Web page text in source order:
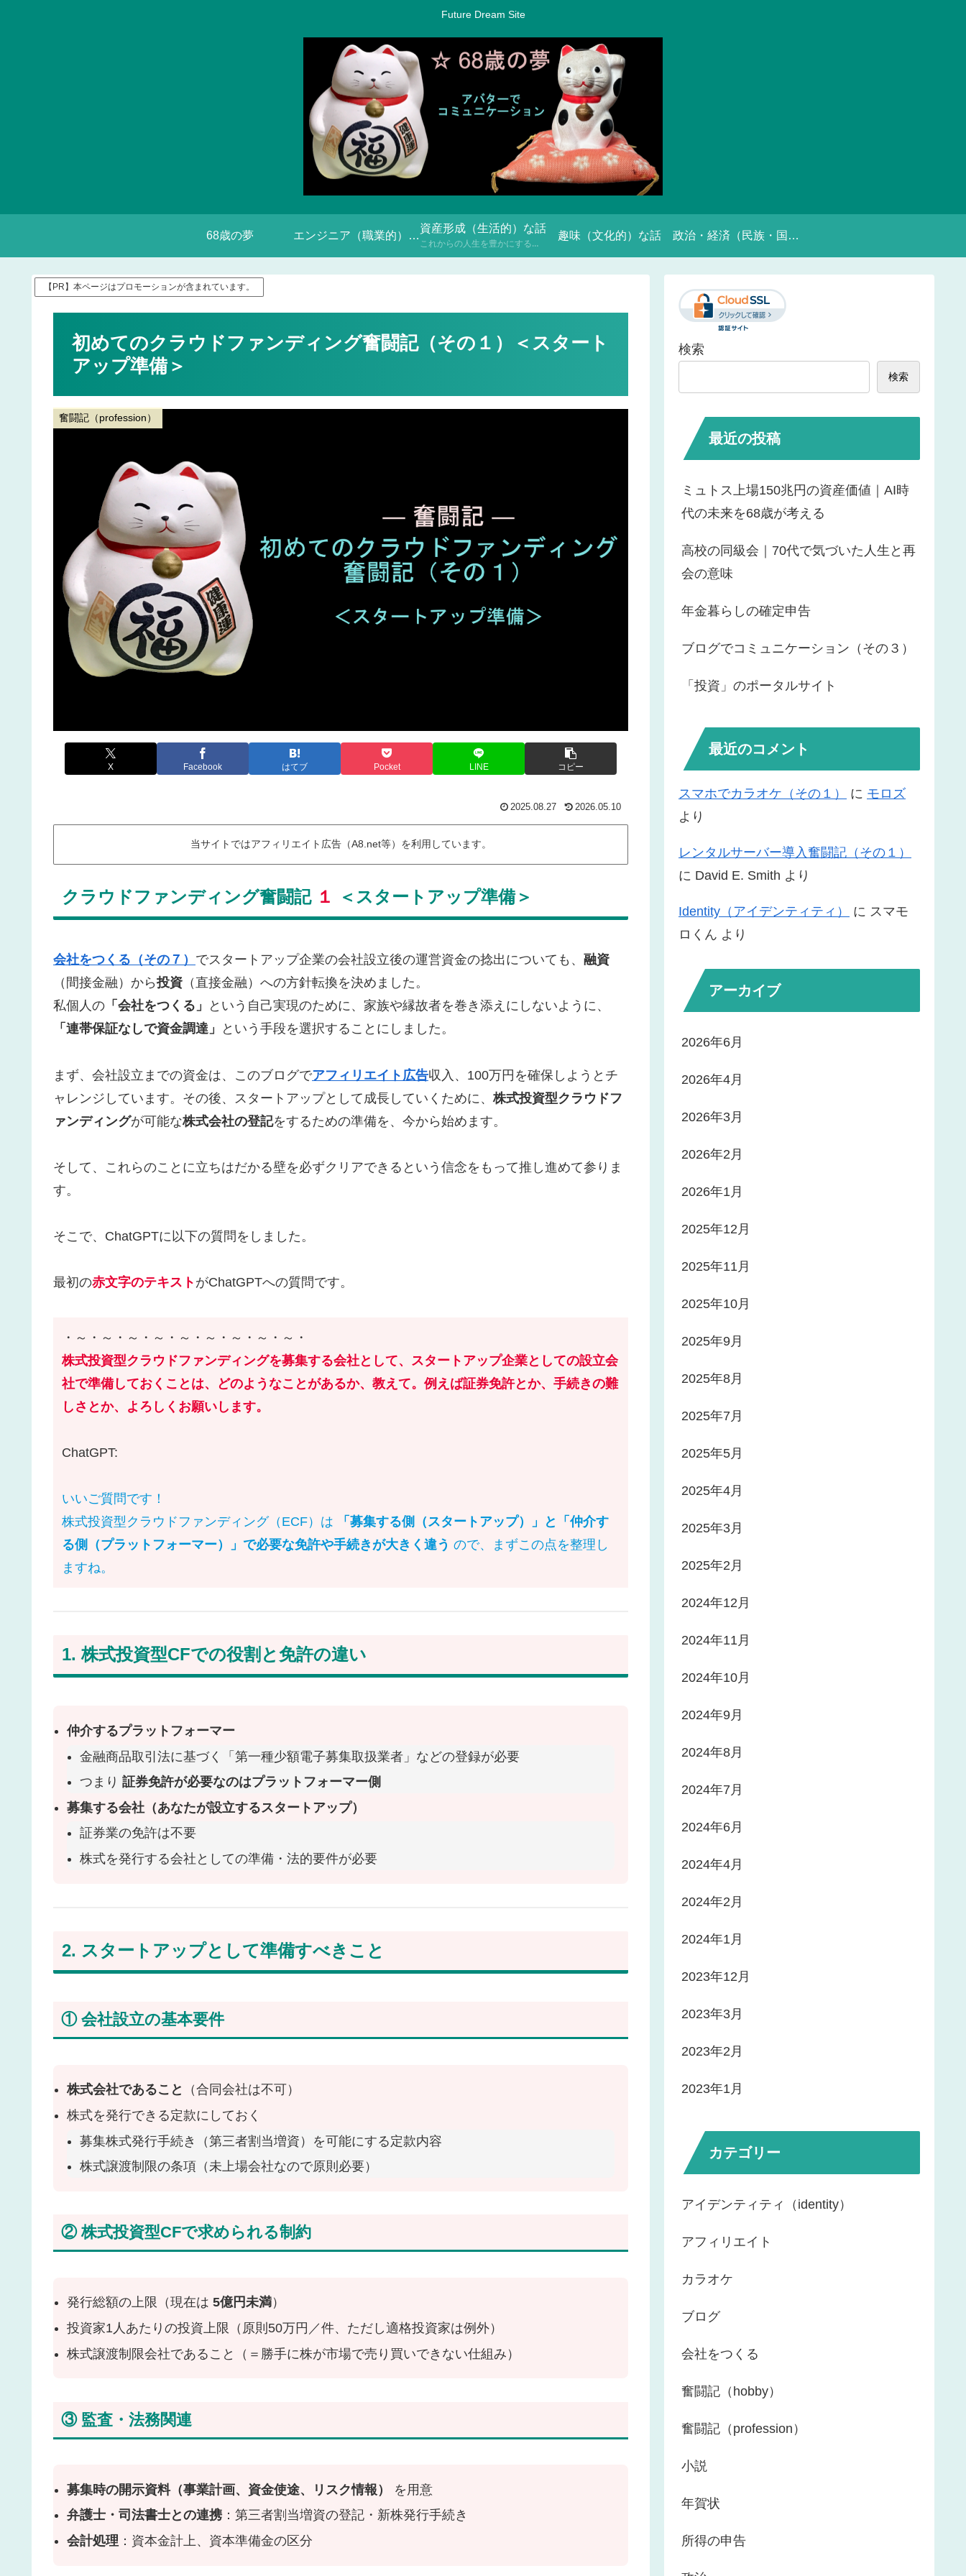
Future Dream Site
68歳の夢 エンジニア（職業的）な話
資産形成（生活的）な話
これからの人生を豊かにするための「お金との付き合い方」について、NISAや投資信託などを通じて学んでいきます。
趣味（文化的）な話 政治・経済（民族・国家的）な話
【PR】本ページはプロモーションが含まれています。
初めてのクラウドファンディング奮闘記（その１）＜スタート
アップ準備＞
奮闘記（profession）
X Facebook はてブ Pocket LINE コピー
2025.08.27 2026.05.10
当サイトではアフィリエイト広告（A8.net等）を利用しています。
クラウドファンディング奮闘記 １ ＜スタートアップ準備＞
会社をつくる（その７） でスタートアップ企業の会社設立後の運営資金の捻出についても、 融資
（間接金融）から投資 （直接金融）への方針転換を決めました。
私個人の 「会社をつくる」
という自己実現のために、家族や縁故者を巻き添えにしないように、
「連帯保証なしで資金調達」
という手段を選択することにしました。
まず、会社設立までの資金は、このブログでアフィリエイト広告収入、100万円を確保しようとチ
ャレンジしています。その後、スタートアップとして成長していくために、株式投資型クラウドフ
ァンディングが可能な株式会社の登記をするための準備を、今から始めます。
そして、これらのことに立ちはだかる壁を必ずクリアできるという信念をもって推し進めて参りま
す。
そこで、ChatGPTに以下の質問をしました。
最初の赤文字のテキスト がChatGPTへの質問です。
・～・～・～・～・～・～・～・～・～・
株式投資型クラウドファンディングを募集する会社として、スタートアップ企業としての設立会
社で準備しておくことは、どのようなことがあるか、教えて。例えば証券免許とか、手続きの難
しさとか、よろしくお願いします。
ChatGPT:
いいご質問です！
株式投資型クラウドファンディング（ECF）は
「募集する側（スタートアップ）」と「仲介す
る側（プラットフォーマー）」で必要な免許や手続きが大きく違う ので、まずこの点を整理し
ますね。
1. 株式投資型CFでの役割と免許の違い
仲介するプラットフォーマー
金融商品取引法に基づく「第一種少額電子募集取扱業者」などの登録が必要
つまり証券免許が必要なのはプラットフォーマー側
募集する会社（あなたが設立するスタートアップ）
証券業の免許は不要
株式を発行する会社としての準備・法的要件が必要
2. スタートアップとして準備すべきこと
① 会社設立の基本要件
株式会社であること
（合同会社は不可）
株式を発行できる定款にしておく
募集株式発行手続き（第三者割当増資）を可能にする定款内容
株式譲渡制限の条項（未上場会社なので原則必要）
② 株式投資型CFで求められる制約
発行総額の上限（現在は 5億円未満）
投資家1人あたりの投資上限（原則50万円／件、ただし適格投資家は例外）
株式譲渡制限会社であること（＝勝手に株が市場で売り買いできない仕組み）
③ 監査・法務関連
募集時の開示資料（事業計画、資金使途、リスク情報）
を用意
弁護士・司法書士との連携：第三者割当増資の登記・新株発行手続き
会計処理 ：資本金計上、資本準備金の区分
検索
検索
最近の投稿
ミュトス上場150兆円の資産価値｜AI時
代の未来を68歳が考える
高校の同級会｜70代で気づいた人生と再
会の意味
年金暮らしの確定申告
ブログでコミュニケーション（その３）
「投資」のポータルサイト
最近のコメント
スマホでカラオケ（その１） に モロズ
より
レンタルサーバー導入奮闘記（その１）
に David E. Smith より
Identity（アイデンティティ） に スマモ
ロくん より
アーカイブ
2026年6月
2026年4月
2026年3月
2026年2月
2026年1月
2025年12月
2025年11月
2025年10月
2025年9月
2025年8月
2025年7月
2025年5月
2025年4月
2025年3月
2025年2月
2024年12月
2024年11月
2024年10月
2024年9月
2024年8月
2024年7月
2024年6月
2024年4月
2024年2月
2024年1月
2023年12月
2023年3月
2023年2月
2023年1月
カテゴリー
アイデンティティ（identity）
アフィリエイト
カラオケ
ブログ
会社をつくる
奮闘記（hobby）
奮闘記（profession）
小説
年賀状
所得の申告